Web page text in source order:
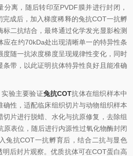
分离，随后转印至PVDF膜并进行封闭，
完成后，加入梯度稀释的兔抗COT一抗孵
二抗结合，最终通过化学发光显影检测
应在约70kDa处出现清晰单一的特异性条
度随一抗浓度梯度呈现规律性变化，同时
条带，以此证明抗体特异性良好且能准确
验主要验证兔抗COT抗体在组织样本中
确性，适配临床组织切片与动物组织样本
片进行脱蜡、水化与抗原修复，去除组
原表位，随后进行内源性过氧化物酶封闭
兔抗COT一抗孵育后，结合二抗与显色
后封片观察。优质抗体可在COT蛋白高